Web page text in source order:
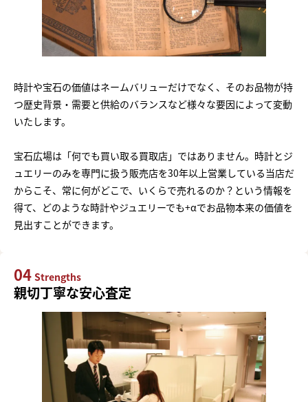
時計や宝石の価値はネームバリューだけでなく、そのお品物が持
つ歴史背景・需要と供給のバランスなど様々な要因によって変動
いたします。
宝石広場は「何でも買い取る買取店」ではありません。時計とジ
ュエリーのみを専門に扱う販売店を30年以上営業している当店だ
からこそ、常に何がどこで、いくらで売れるのか？という情報を
得て、どのような時計やジュエリーでも+αでお品物本来の価値を
見出すことができます。
04 Strengths
親切丁寧な安心査定